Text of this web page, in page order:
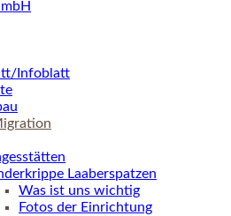
Infoblatt
Laaberspatzen
Was ist uns wichtig
Fotos der Einrichtung